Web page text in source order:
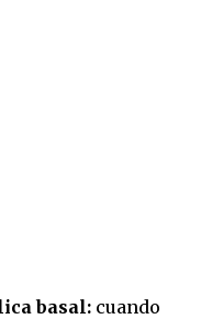
basal: cuando